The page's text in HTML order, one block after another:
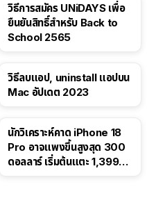
วิธีการสมัคร UNiDAYS เพื่อ
ยืนยันสิทธิ์สำหรับ Back to
School 2565
วิธีลบแอป, uninstall แอปบน
Mac อัปเดต 2023
นักวิเคราะห์คาด iPhone 18
Pro อาจแพงขึ้นสูงสุด 300
ดอลลาร์ เริ่มต้นแตะ 1,399